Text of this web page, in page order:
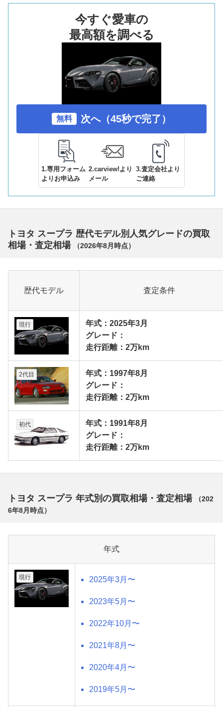
今すぐ愛車の
最高額を調べる
無料 次へ（45秒で完了）
1.専用フォーム
よりお申込み
2.carview!より
メール
3.査定会社より
ご連絡
トヨタ スープラ 歴代モデル別人気グレードの買取
相場・査定相場
（2026年8月 時点）
歴代モデル 査定条件
現行
年式：2025年3月
グレード：
走行距離：2万km
2代目
年式：1997年8月
グレード：
走行距離：2万km
初代
年式：1991年8月
グレード：
走行距離：2万km
トヨタ スープラ 年式別の買取相場・査定相場 （202
6年8月 時点）
年式
現行 2025年3月〜
2023年5月〜
2022年10月〜
2021年8月〜
2020年4月〜
2019年5月〜